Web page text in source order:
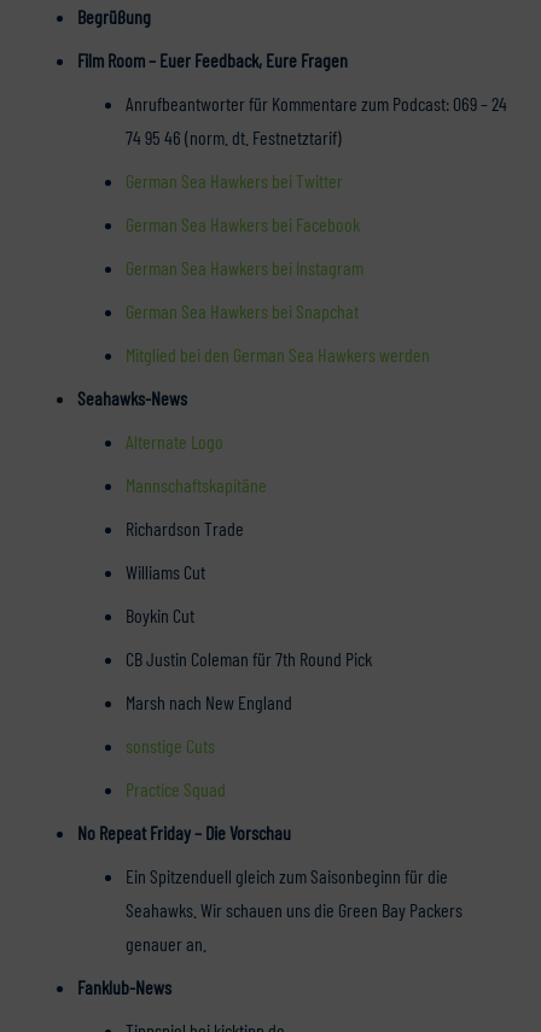
Begrüßung
Film Room – Euer Feedback, Eure Fragen
Anrufbeantworter für Kommentare zum Podcast: 069 – 24
74 95 46 (norm. dt. Festnetztarif)
German Sea Hawkers bei Twitter
German Sea Hawkers bei Facebook
German Sea Hawkers bei Instagram
German Sea Hawkers bei Snapchat
Mitglied bei den German Sea Hawkers werden
Seahawks-News
Alternate Logo
Mannschaftskapitäne
Richardson Trade
Williams Cut
Boykin Cut
CB Justin Coleman für 7th Round Pick
Marsh nach New England
sonstige Cuts
Practice Squad
No Repeat Friday – Die Vorschau
Ein Spitzenduell gleich zum Saisonbeginn für die
Seahawks. Wir schauen uns die Green Bay Packers
genauer an.
Fanklub-News